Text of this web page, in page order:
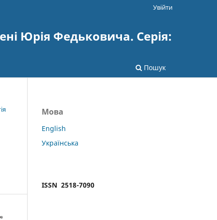
Юрія Федьковича. Серія:
Пошук
Увійти
Мова
English
Українська
ISSN 2518-7090